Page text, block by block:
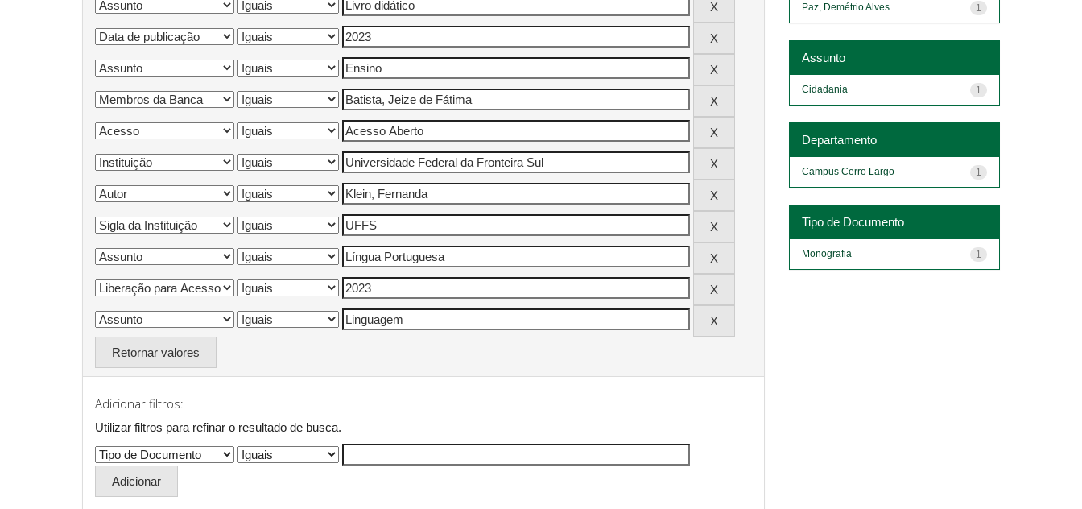
Retornar valores
Adicionar filtros:
Utilizar filtros para refinar o resultado de busca.
1
Paz, Demétrio Alves
Assunto
1
Cidadania
Departamento
1
Campus Cerro Largo
Tipo de Documento
1
Monografia